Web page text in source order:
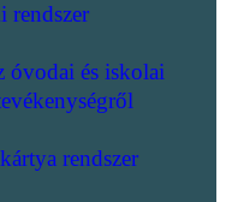
rendszer
óvodai és iskolai
rendszer